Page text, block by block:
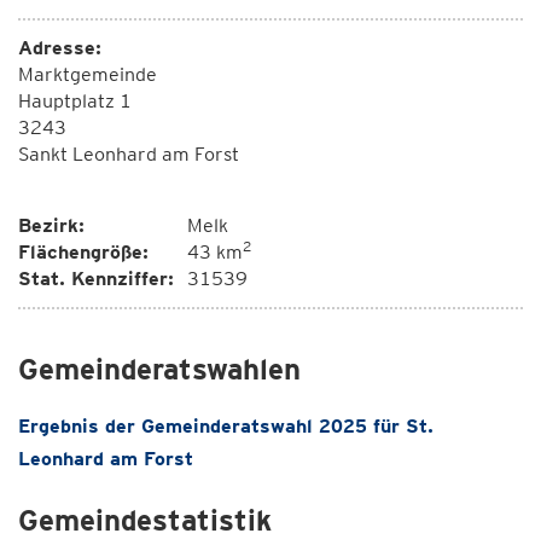
Adresse:
Marktgemeinde
Hauptplatz 1
3243
Sankt Leonhard am Forst
Bezirk:
Melk
Flächengröße:
43 km2
Stat. Kennziffer: 31539
Gemeinderatswahlen
Ergebnis der Gemeinderatswahl 2025 für St.
Leonhard am Forst
Gemeindestatistik